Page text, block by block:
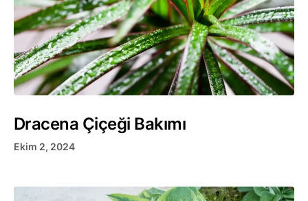
Dracena Çiçeği Bakımı
Ekim 2, 2024